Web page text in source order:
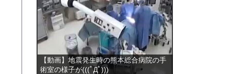
【動画】地震発生時の熊本総合病院の手
術室の様子が(((ﾟДﾟ)))